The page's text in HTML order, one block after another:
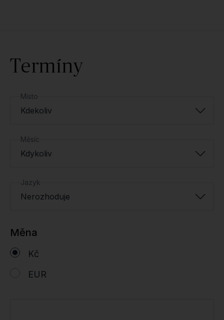
Termíny
Místo
Kdekoliv
Měsíc
Kdykoliv
Jazyk
Nerozhoduje
Měna
Kč
EUR